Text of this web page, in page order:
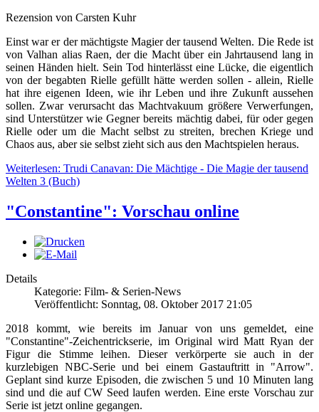
Rezension von Carsten Kuhr
Einst war er der mächtigste Magier der tausend Welten. Die Rede ist
von Valhan alias Raen, der die Macht über ein Jahrtausend lang in
seinen Händen hielt. Sein Tod hinterlässt eine Lücke, die eigentlich
von der begabten Rielle gefüllt hätte werden sollen - allein, Rielle
hat ihre eigenen Ideen, wie ihr Leben und ihre Zukunft aussehen
sollen. Zwar verursacht das Machtvakuum größere Verwerfungen,
sind Unterstützer wie Gegner bereits mächtig dabei, für oder gegen
Rielle oder um die Macht selbst zu streiten, brechen Kriege und
Chaos aus, aber sie selbst zieht sich aus den Machtspielen heraus.
Weiterlesen: Trudi Canavan: Die Mächtige - Die Magie der tausend
Welten 3 (Buch)
"Constantine": Vorschau online
Details
Kategorie: Film- & Serien-News
Veröffentlicht: Sonntag, 08. Oktober 2017 21:05
2018 kommt, wie bereits im Januar von uns gemeldet, eine
"Constantine"-Zeichentrickserie, im Original wird Matt Ryan der
Figur die Stimme leihen. Dieser verkörperte sie auch in der
kurzlebigen NBC-Serie und bei einem Gastauftritt in "Arrow".
Geplant sind kurze Episoden, die zwischen 5 und 10 Minuten lang
sind und die auf CW Seed laufen werden. Eine erste Vorschau zur
Serie ist jetzt online gegangen.